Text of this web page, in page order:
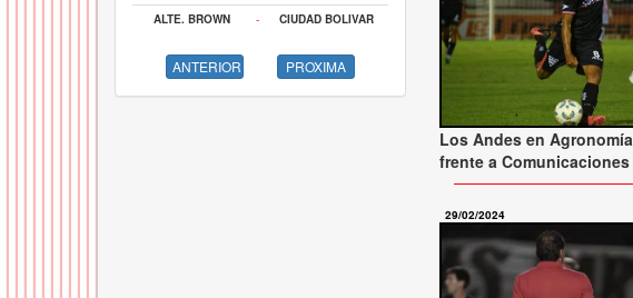
ALTE. BROWN
- CIUDAD BOLIVAR
ANTERIOR PROXIMA
Los Andes en Agronomía
frente a Comunicaciones
29/02/2024